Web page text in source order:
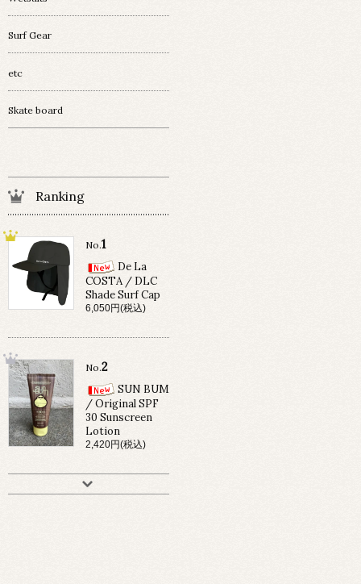
Surf Gear
etc
Skate board
Ranking
No.1
De La
COSTA / DLC
Shade Surf Cap
6,050円(税込)
No.2
SUN BUM
/ Original SPF
30 Sunscreen
Lotion
2,420円(税込)